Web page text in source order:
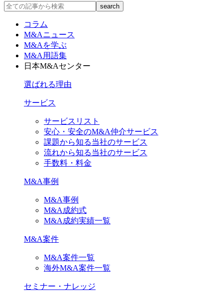
コラム
M&Aニュース
M&Aを学ぶ
M&A用語集
日本M&Aセンター
選ばれる理由
サービス
サービスリスト
安心・安全のM&A仲介サービス
課題から知る当社のサービス
流れから知る当社のサービス
手数料・料金
M&A事例
M&A事例
M&A成約式
M&A成約実績一覧
M&A案件
M&A案件一覧
海外M&A案件一覧
セミナー・ナレッジ